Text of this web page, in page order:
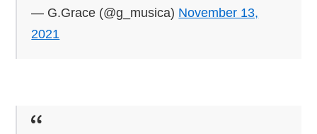
— G.Grace (@g_musica) November 13,
2021